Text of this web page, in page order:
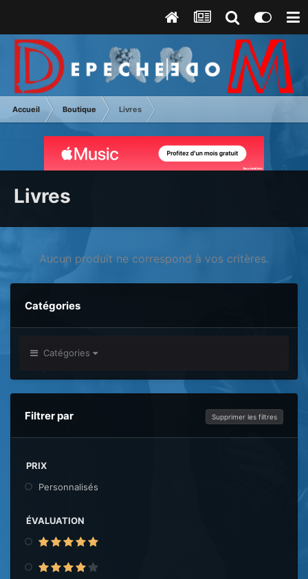
Accueil Boutique Livres
Livres
Aucun produit ne correspond à vos critères.
Catégories
Catégories
Supprimer les filtres
Filtrer par
PRIX
Personnalisés
ÉVALUATION